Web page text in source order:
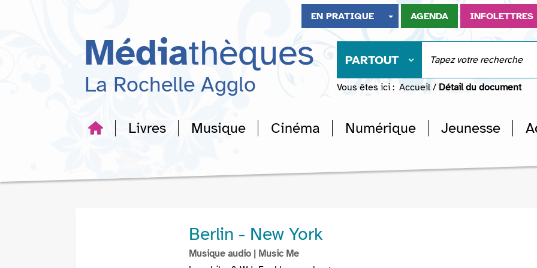
recherche
EN PRATIQUE AGENDA INFOLETTRES
Médiathèques
La Rochelle Agglo
PARTOUT
Vous êtes ici : Accueil / Détail du document
Livres Musique Cinéma Numérique Jeunesse
Berlin - New York
Musique audio | Music Me